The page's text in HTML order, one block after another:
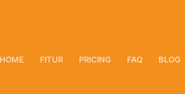
HOME FITUR PRICING FAQ BLOG